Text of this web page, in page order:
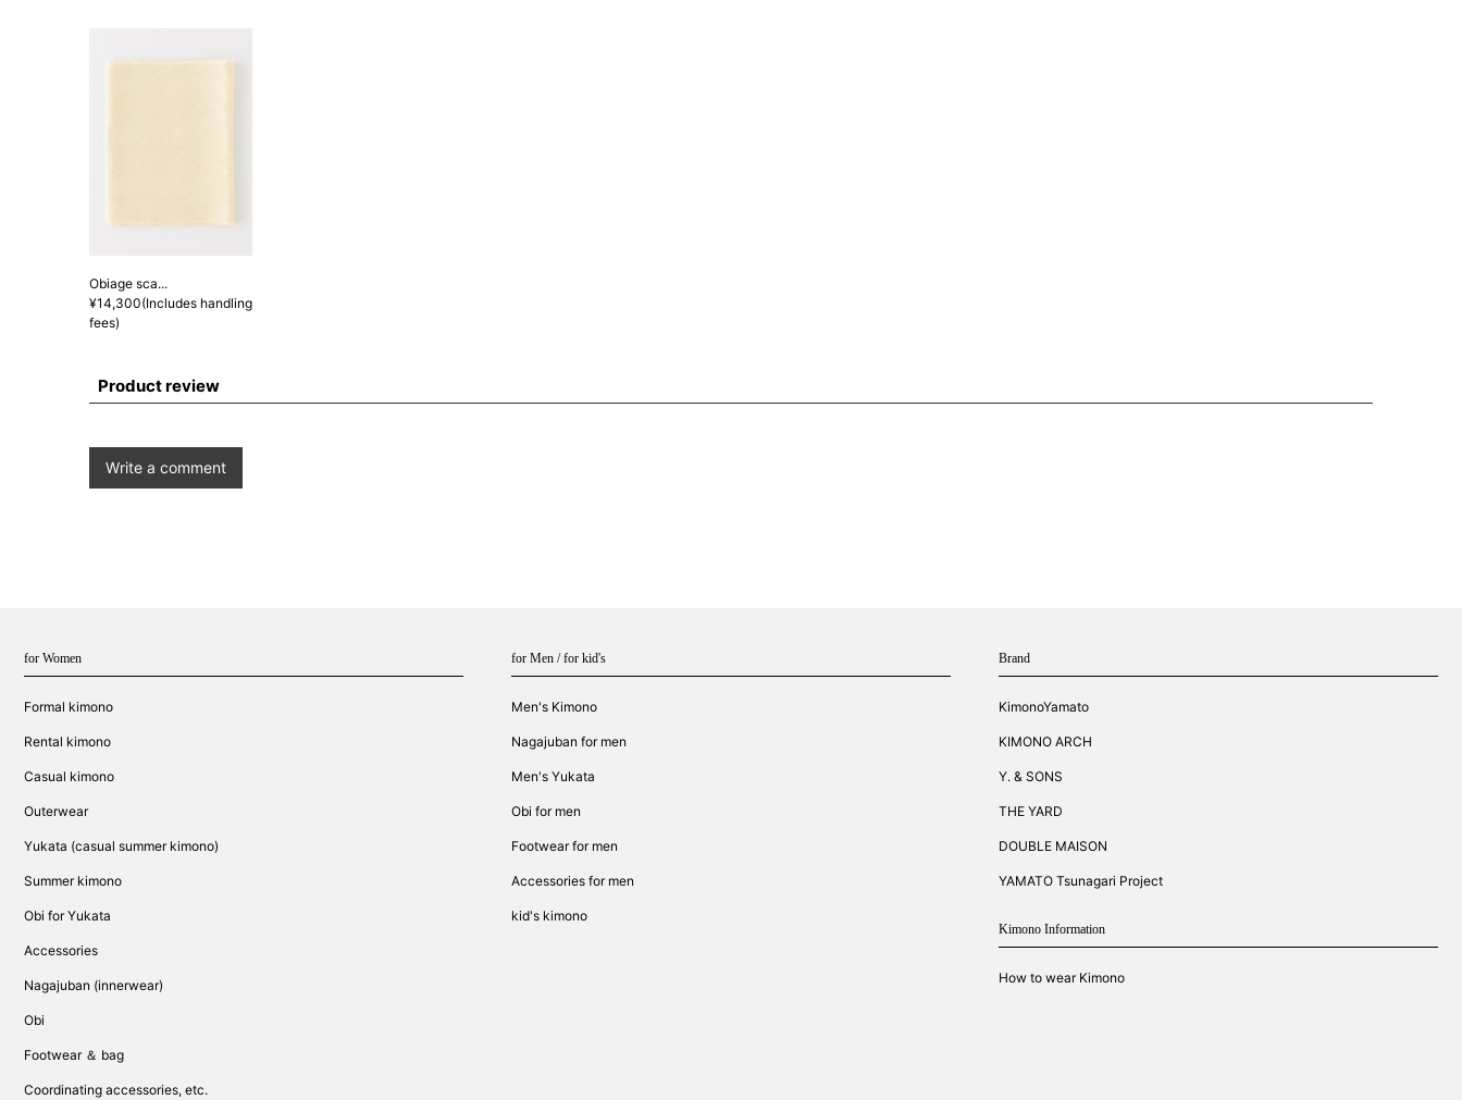
Obiage sca...
¥14,300(Includes handling
fees)
Product review
Write a comment
for Women
Formal kimono
Rental kimono
Casual kimono
Outerwear
Yukata (casual summer kimono)
Summer kimono
Obi for Yukata
Accessories
Nagajuban (innerwear)
Obi
Footwear ＆ bag
Coordinating accessories, etc.
for Men / for kid's
Men's Kimono
Nagajuban for men
Men's Yukata
Obi for men
Footwear for men
Accessories for men
kid's kimono
Brand
KimonoYamato
KIMONO ARCH
Y. & SONS
THE YARD
DOUBLE MAISON
YAMATO Tsunagari Project
Kimono Information
How to wear Kimono